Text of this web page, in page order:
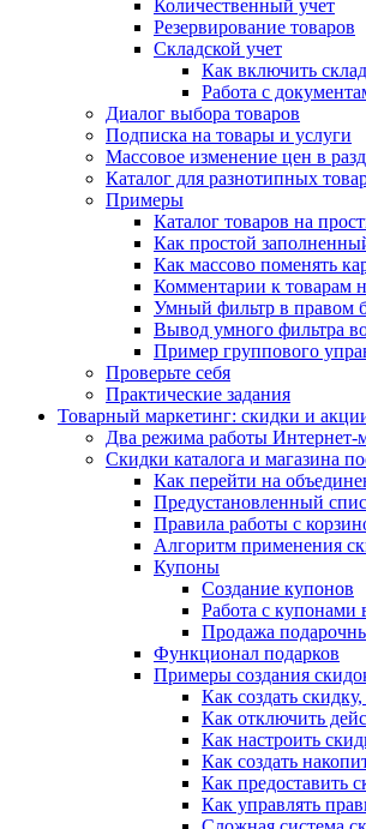
Количественный учет
Резервирование товаров
Складской учет
Как включить
Работа с
Диалог выбора товаров
Подписка на товары и услуги
Массовое изменение цен в
Каталог для разнотипных
Примеры
Каталог товаров на
Как простой
Как массово поменять
Комментарии к товарам
Умный фильтр в правом
Вывод умного фильтра
Пример группового
Проверьте себя
Практические задания
Товарный маркетинг: скидки и
Два режима работы Интернет-
Скидки каталога и магазина
Как перейти на
Предустановленный
Правила работы с
Алгоритм применения
Купоны
Создание купонов
Работа с купонами
Продажа
Функционал подарков
Примеры создания
Как создать
Как отключить
Как настроить
Как создать
Как предоставить
Как управлять